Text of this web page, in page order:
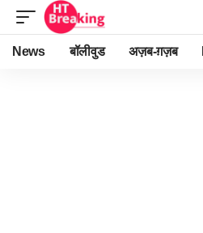
News बॉलीवुड अज़ब-ग़ज़ब